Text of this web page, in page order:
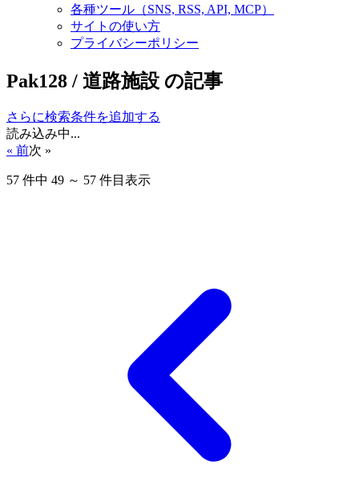
各種ツール（SNS, RSS, API, MCP）
サイトの使い方
プライバシーポリシー
Pak128 / 道路施設 の記事
さらに検索条件を追加する
読み込み中...
« 前次 »
57 件中 49 ～ 57 件目表示